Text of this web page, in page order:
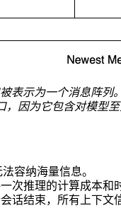
表示为一个消息阵
，因为它包含对模
容纳海量信息。
次推理的计算成本和
话结束，所有上下